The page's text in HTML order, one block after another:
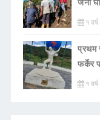
१
प्रथम
फर्केर
१